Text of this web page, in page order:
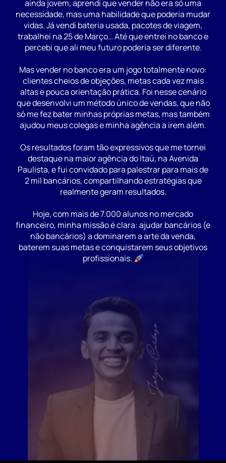
ainda jovem, aprendi que vender não era só uma
necessidade, mas uma habilidade que poderia mudar
vidas. Já vendi bateria usada, pacotes de viagem,
trabalhei na 25 de Março… Até que entrei no banco e
percebi que ali meu futuro poderia ser diferente.
Mas vender no banco era um jogo totalmente novo:
clientes cheios de objeções, metas cada vez mais
altas e pouca orientação prática. Foi nesse cenário
que desenvolvi um método único de vendas, que não
só me fez bater minhas próprias metas, mas também
ajudou meus colegas e minha agência a irem além.
Os resultados foram tão expressivos que me tornei
destaque na maior agência do Itaú, na Avenida
Paulista, e fui convidado para palestrar para mais de
2 mil bancários, compartilhando estratégias que
realmente geram resultados.
Hoje, com mais de 7.000 alunos no mercado
financeiro, minha missão é clara: ajudar bancários (e
não bancários) a dominarem a arte da venda,
baterem suas metas e conquistarem seus objetivos
profissionais.